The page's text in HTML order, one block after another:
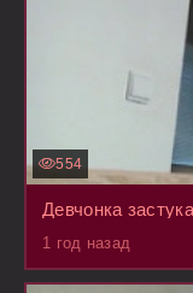
1 год назад
554